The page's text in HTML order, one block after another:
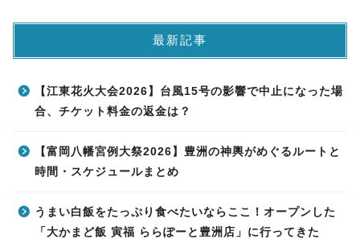
最新記事
【江東花火大会2026】台風15号の影響で中止になった場
合、チケット料金の返金は？
【富岡八幡宮例大祭2026】豊洲の神輿がめぐるルートと
時間・スケジュールまとめ
うまい白飯をたっぷり食べたいならここ！オープンした
「大かまど飯 寅福 ららぽーと豊洲店」に行ってきた